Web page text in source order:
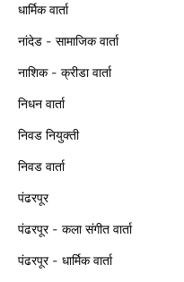
धार्मिक वार्ता
नांदेड - सामाजिक वार्ता
नाशिक - क्रीडा वार्ता
निधन वार्ता
निवड नियुक्ती
निवड वार्ता
पंढरपूर
पंढरपूर - कला संगीत वार्ता
पंढरपूर - धार्मिक वार्ता